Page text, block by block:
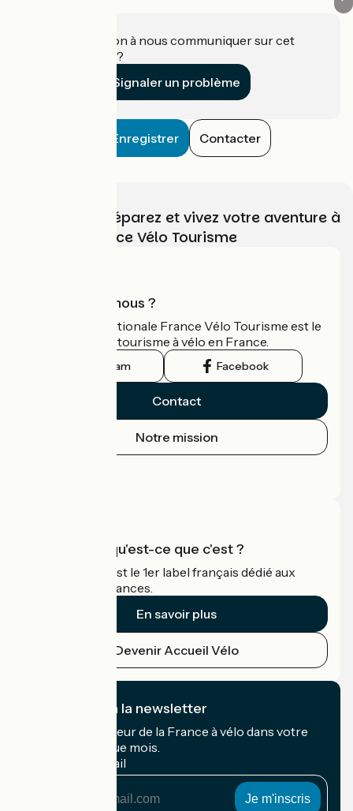
Une information à nous communiquer sur cet
établissement ?
Signaler un problème
Enregistrer Contacter
Choisissez, préparez et vivez votre aventure à
vélo avec France Vélo Tourisme
Qui sommes-nous ?
L'association nationale France Vélo Tourisme est le
guide officiel du tourisme à vélo en France.
Instagram Facebook
Contact
Notre mission
Accueil Vélo qu'est-ce que c'est ?
Accueil Vélo c'est le 1er label français dédié aux
cyclistes en vacances.
En savoir plus
Devenir Accueil Vélo
Je m'abonne à la newsletter
Recevez le meilleur de la France à vélo dans votre
boîte mail chaque mois.
Mon adresse mail